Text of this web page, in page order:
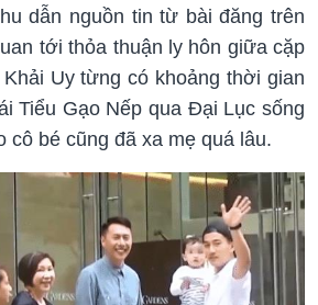
dẫn nguồn tin từ bài đăng trên
tới thỏa thuận ly hôn giữa cặp
Uy từng có khoảng thời gian
Tiểu Gạo Nếp qua Đại Lục sống
cô bé cũng đã xa mẹ quá lâu.